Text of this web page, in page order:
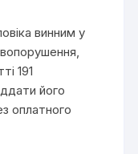
винним у
191
його
оплатного